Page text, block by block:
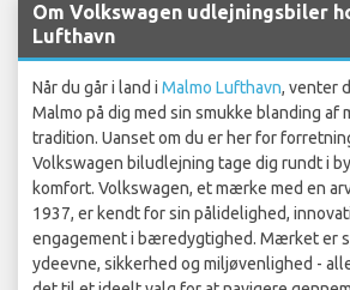
Om Volkswagen udlejningsbiler
Lufthavn
Når du går i land i Malmo Lufthavn, venter
Malmo på dig med sin smukke blanding af
tradition. Uanset om du er her for
Volkswagen biludlejning tage dig rundt i
komfort. Volkswagen, et mærke med en
1937, er kendt for sin pålidelighed,
engagement i bæredygtighed. Mærket er
ydeevne, sikkerhed og miljøvenlighed -